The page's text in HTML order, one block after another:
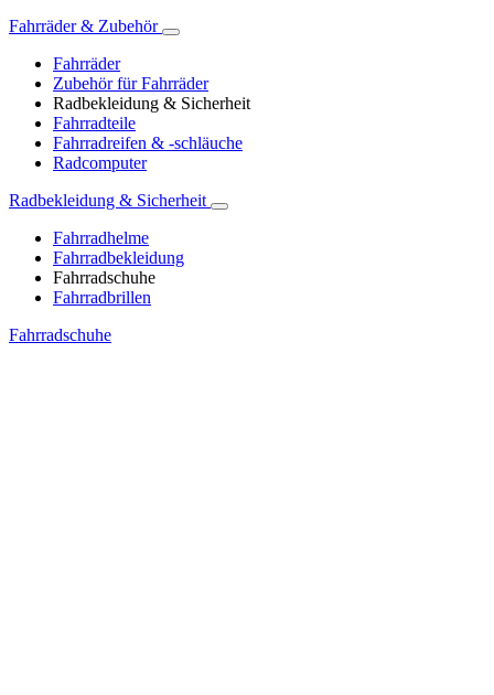
Fahrräder & Zubehör
Fahrräder
Zubehör für Fahrräder
Radbekleidung & Sicherheit
Fahrradteile
Fahrradreifen & -schläuche
Radcomputer
Radbekleidung & Sicherheit
Fahrradhelme
Fahrradbekleidung
Fahrradschuhe
Fahrradbrillen
Fahrradschuhe